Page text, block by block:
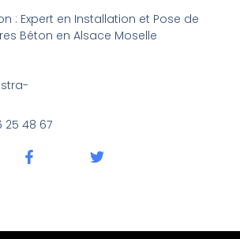
: Expert en Installation et Pose de
Béton en Alsace Moselle
25 48 67